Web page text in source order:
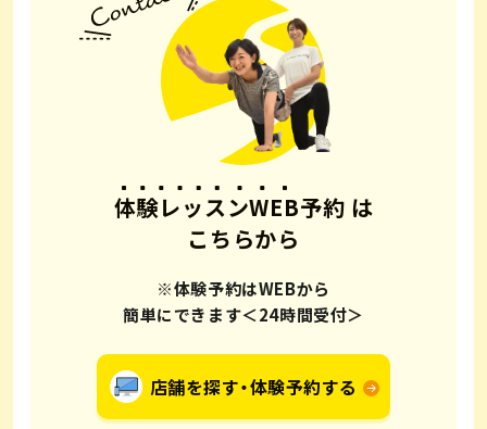
体験レッスンWEB予約 は
こちらから
※体験予約はWEBから
簡単にできます＜24時間受付＞
店舗を探す・体験予約する